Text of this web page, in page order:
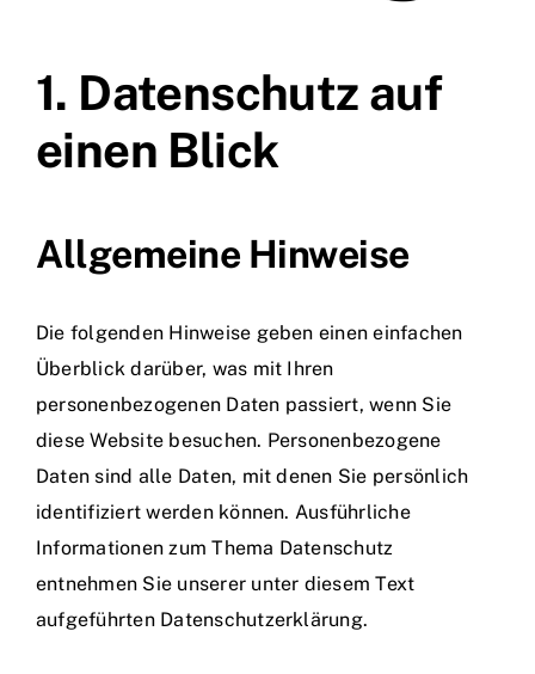
1. Datenschutz auf
einen Blick
Allgemeine Hinweise
Die folgenden Hinweise geben einen einfachen
Überblick darüber, was mit Ihren
personenbezogenen Daten passiert, wenn Sie
diese Website besuchen. Personenbezogene
Daten sind alle Daten, mit denen Sie persönlich
identifiziert werden können. Ausführliche
Informationen zum Thema Datenschutz
entnehmen Sie unserer unter diesem Text
aufgeführten Datenschutzerklärung.